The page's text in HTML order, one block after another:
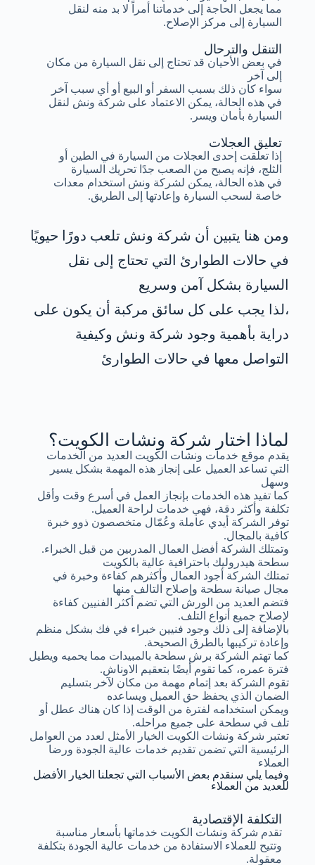
تعليق العجلات
إذا تعلقت إحدى العجلات من السيارة في الطين أو
الثلج، فإنه يصبح من الصعب جدًا تحريك السيارة
في هذه الحالة، يمكن لشركة ونش استخدام معدات
خاصة لسحب السيارة وإعادتها إلى الطريق.
التنقل والترحال
في بعض الأحيان قد تحتاج إلى نقل السيارة من مكان
إلى آخر
سواء كان ذلك بسبب السفر أو البيع أو أي سبب آخر
في هذه الحالة، يمكن الاعتماد على شركة ونش لنقل
السيارة بأمان ويسر.
مما يجعل الحاجة إلى خدماتنا أمراً لا بد منه لنقل
السيارة إلى مركز الإصلاح.
ومن هنا يتبين أن شركة ونش تلعب دورًا حيويًا
في حالات الطوارئ التي تحتاج إلى نقل
السيارة بشكل آمن وسريع
،لذا يجب على كل سائق مركبة أن يكون على
دراية بأهمية وجود شركة ونش وكيفية
التواصل معها في حالات الطوارئ
لماذا اختار شركة ونشات الكويت؟
يقدم موقع خدمات ونشات الكويت العديد من الخدمات
التي تساعد العميل على إنجاز هذه المهمة بشكل يسير
وسهل
كما تفيد هذه الخدمات بإنجاز العمل في أسرع وقت وأقل
تكلفة وأكثر دقة، فهي خدمات لراحة العميل.
توفر الشركة أيدي عاملة وعُمّال متخصصون ذوو خبرة
كافية بالمجال.
وتمتلك الشركة أفضل العمال المدربين من قبل الخبراء.
سطحة هيدروليك باحترافية عالية بالكويت
تمتلك الشركة أجود العمال وأكثرهم كفاءة وخبرة في
مجال صيانة سطحة وإصلاح التالف منها
فتضم العديد من الورش التي تضم أكثر الفنيين كفاءة
لإصلاح جميع أنواع التلف.
بالإضافة إلى ذلك وجود فنيين خبراء في فك بشكل منظم
وإعادة تركيبها بالطرق الصحيحة.
كما تهتم الشركة برش سطحة بالمبيدات مما يحميه ويطيل
فترة عمره، كما تقوم أيضًا بتعقيم الاوناش.
تقوم الشركة بعد إتمام مهمة من مكان لآخر بتسليم
الضمان الذي يحفظ حق العميل ويساعده
ويمكن استخدامه لفترة من الوقت إذا كان هناك عطل أو
تلف في سطحة على جميع مراحله.
تعتبر شركة ونشات الكويت الخيار الأمثل لعدد من العوامل
الرئيسية التي تضمن تقديم خدمات عالية الجودة ورضا
العملاء
وفيما يلي سنقدم بعض الأسباب التي تجعلنا الخيار الأفضل
للعديد من العملاء
التكلفة الإقتصادية
تقدم شركة ونشات الكويت خدماتها بأسعار مناسبة
وتتيح للعملاء الاستفادة من خدمات عالية الجودة بتكلفة
معقولة.